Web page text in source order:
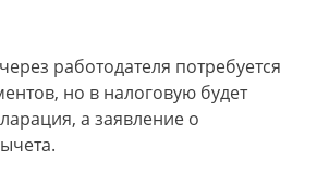
работодателя потребуется
но в налоговую будет
а заявление о